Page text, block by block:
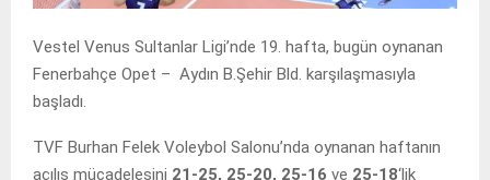
Vestel Venus Sultanlar Ligi’nde 19. hafta, bugün oynanan
Fenerbahçe Opet – Aydın B.Şehir Bld. karşılaşmasıyla
başladı.
TVF Burhan Felek Voleybol Salonu’nda oynanan haftanın
açılış mücadelesini 21-25, 25-20, 25-16 ve 25-18‘lik